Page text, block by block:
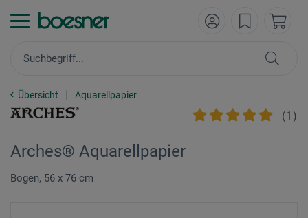
Übersicht Aquarellpapier
(1 )
Arches® Aquarellpapier
Bogen, 56 x 76 cm